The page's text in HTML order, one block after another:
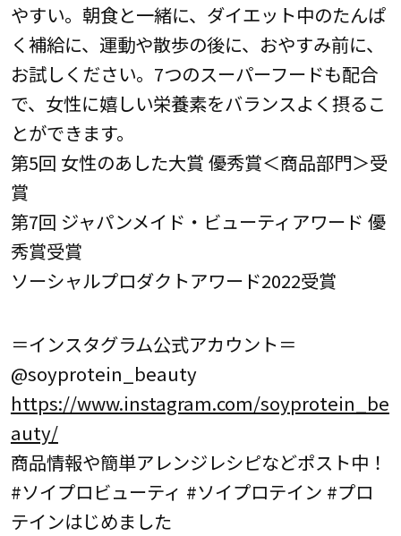
やすい。朝食と一緒に、ダイエット中のたんぱ
く補給に、運動や散歩の後に、おやすみ前に、
お試しください。7つのスーパーフードも配合
で、女性に嬉しい栄養素をバランスよく摂るこ
とができます。
第5回 女性のあした大賞 優秀賞＜商品部門＞受
賞
第7回 ジャパンメイド・ビューティアワード 優
秀賞受賞
ソーシャルプロダクトアワード2022受賞
＝インスタグラム公式アカウント＝
@soyprotein_beauty
https://www.instagram.com/soyprotein_be
auty/
商品情報や簡単アレンジレシピなどポスト中！
#ソイプロビューティ #ソイプロテイン #プロ
テインはじめました